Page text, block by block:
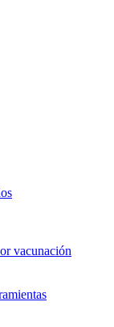
vacunación